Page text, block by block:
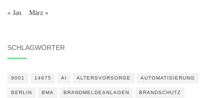
« Jan. März »
SCHLAGWÖRTER
9001 14675 AI ALTERSVORSORGE AUTOMATISIERUNG
BERLIN BMA BRANDMELDEANLAGEN BRANDSCHUTZ